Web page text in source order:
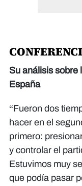
Su análisis sobre
España​​​​​​
“Fueron dos
hacer en el
primero:
y controlar el
Estuvimos muy
que podía pasar